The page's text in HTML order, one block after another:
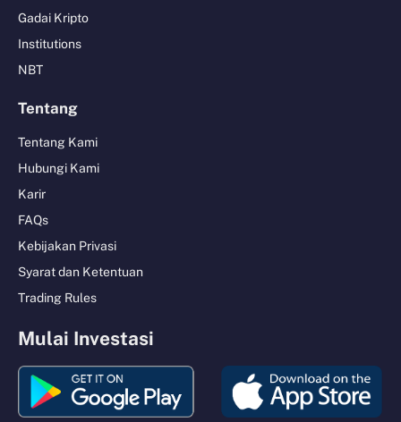
Gadai Kripto
Institutions
NBT
Tentang
Tentang Kami
Hubungi Kami
Karir
FAQs
Kebijakan Privasi
Syarat dan Ketentuan
Trading Rules
Mulai Investasi